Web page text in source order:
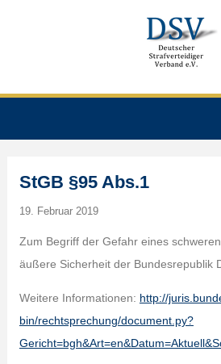
StGB §95 Abs.1
19. Februar 2019
Zum Begriff der Gefahr eines
äußere Sicherheit der Bundesrepublik
Weitere Informationen: http://
bin/rechtsprechung/document.py?